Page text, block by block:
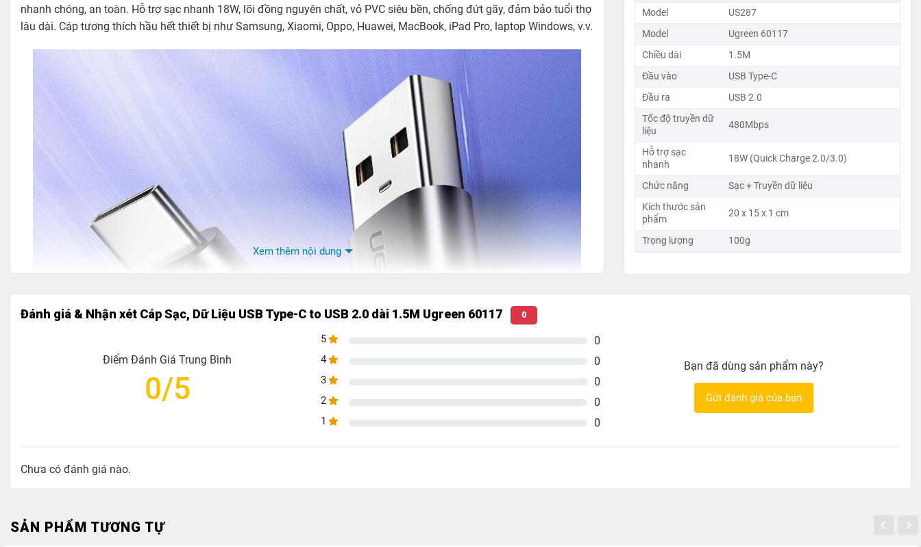
nhanh chóng, an toàn. Hỗ trợ sạc nhanh 18W, lõi đồng nguyên chất, vỏ PVC siêu bền, chống đứt gãy, đảm bảo tuổi thọ
lâu dài. Cáp tương thích hầu hết thiết bị như Samsung, Xiaomi, Oppo, Huawei, MacBook, iPad Pro, laptop Windows, v.v.
Xem thêm nội dung
Model
US287
Model
Ugreen 60117
Chiều dài
1.5M
Đầu vào
USB Type-C
Đầu ra
USB 2.0
Tốc độ truyền dữ
liệu
480Mbps
Hỗ trợ sạc
nhanh
18W (Quick Charge 2.0/3.0)
Chức năng
Sạc + Truyền dữ liệu
Kích thước sản
phẩm
20 x 15 x 1 cm
Trọng lượng 100g
Đánh giá & Nhận xét Cáp Sạc, Dữ Liệu USB Type-C to USB 2.0 dài 1.5M Ugreen 60117 0
Điểm Đánh Giá Trung Bình
0/5
5 0
4 0
3 0
2 0
1 0
Bạn đã dùng sản phẩm này?
Gửi đánh giá của bạn
Chưa có đánh giá nào.
SẢN PHẨM TƯƠNG TỰ